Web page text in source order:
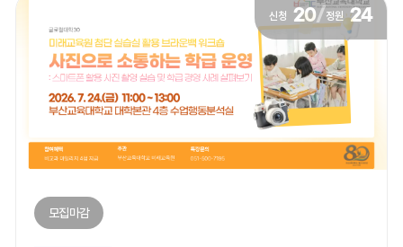
신청 20/정원 24
모집마감